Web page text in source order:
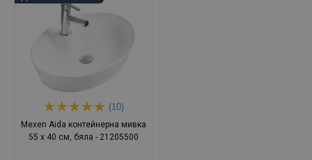
(10)
Mexen Aida контейнерна мивка
55 x 40 см, бяла - 21205500